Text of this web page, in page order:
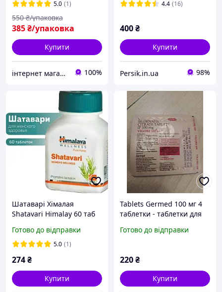
для підвищення потенції
оригінал with hologram
5.0 (1)
385₴/упаковка
550 ₴/упаковка
Купити
інтернет магазин "ми з України" 100%
4.4 (16)
400₴
Купити
Persik.in.ua 98%
Шатаварі Хімалая
Shatavari Himalay 60 таб
для жіночого здоров'я
Аюверда
Готово до відправки
5.0 (1)
274₴
Купити
Tablets Germed 100 мг 4
таблетки - таблетки для
інтимна активність
Готово до відправки
220₴
Купити